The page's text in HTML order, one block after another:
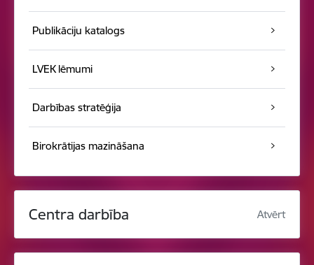
Publikāciju katalogs
LVEK lēmumi
Darbības stratēģija
Birokrātijas mazināšana
Centra darbība Atvērt